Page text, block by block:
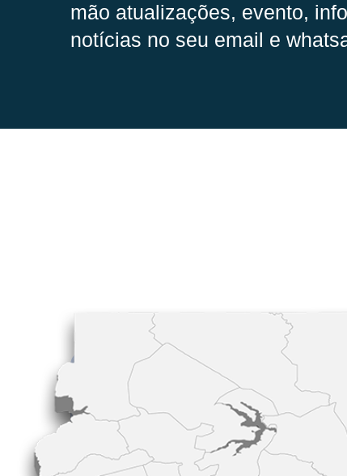
mão atualizações, evento,
notícias no seu email e